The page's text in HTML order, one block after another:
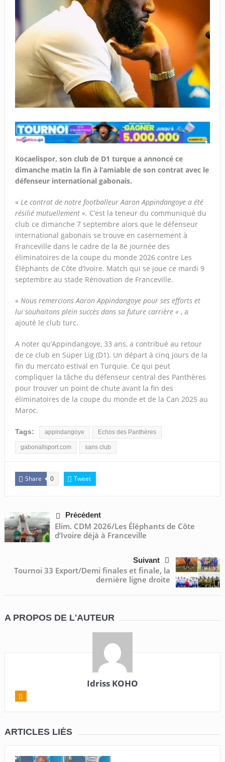
Kocaelispor, son club de D1 turque a annoncé ce
dimanche matin la fin à l’amiable de son contrat avec le
défenseur international gabonais.
« Le contrat de notre footballeur Aaron Appindangoye a été
résilié mutuellement ». C’est la teneur du communiqué du
club ce dimanche 7 septembre alors que le défenseur
international gabonais se trouve en casernement à
Franceville dans le cadre de la 8e journée des
éliminatoires de la coupe du monde 2026 contre Les
Éléphants de Côte d’Ivoire. Match qui se joue ce mardi 9
septembre au stade Rénovation de Franceville.
« Nous remercions Aaron Appindangoye pour ses efforts et
lui souhaitons plein succès dans sa future carrière « , a
ajouté le club turc.
A noter qu’Appindangoye, 33 ans, a contribué au retour
de ce club en Süper Lig (D1). Un départ à cinq jours de la
fin du mercato estival en Turquie. Ce qui peut
compliquer la tâche du défenseur central des Panthères
pour trouver un point de chute avant la fin des
éliminatoires de la coupe du monde et de la Can 2025 au
Maroc.
Tags: appindangoye Echos des Panthères
gabonallsport.com sans club
Share 0 Tweet
Précédent
Elim. CDM 2026/Les Éléphants de Côte
d’Ivoire déjà à Franceville
Suivant
Tournoi 33 Export/Demi finales et finale, la
dernière ligne droite
A PROPOS DE L'AUTEUR
Idriss KOHO
ARTICLES LIÉS